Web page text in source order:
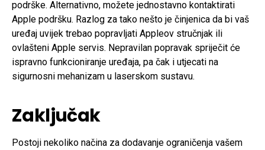
podrške. Alternativno, možete jednostavno kontaktirati
Apple podršku. Razlog za tako nešto je činjenica da bi vaš
uređaj uvijek trebao popravljati Appleov stručnjak ili
ovlašteni Apple servis. Nepravilan popravak spriječit će
ispravno funkcioniranje uređaja, pa čak i utjecati na
sigurnosni mehanizam u laserskom sustavu.
Zaključak
Postoji nekoliko načina za dodavanje ograničenja vašem